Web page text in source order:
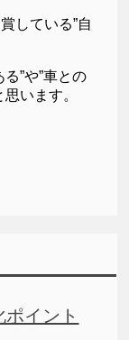
している”自
”や”車との
います。
イント